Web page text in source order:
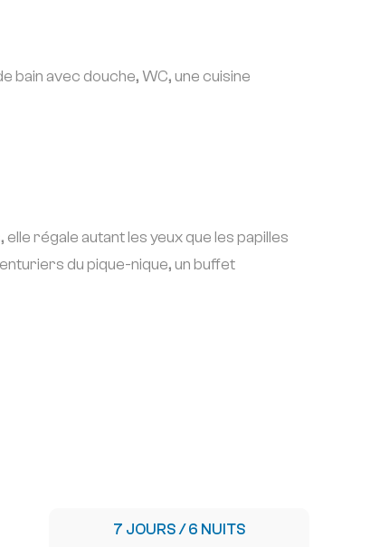
bain avec douche, WC, une cuisine
régale autant les yeux que les papilles
du pique-nique, un buffet
7 JOURS / 6 NUITS